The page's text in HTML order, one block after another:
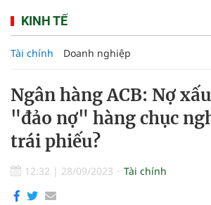
KINH TẾ
Tài chính Doanh nghiệp
Ngân hàng ACB: Nợ
"đảo nợ" hàng chục
trái phiếu?
12:32 | 28/09/2023 Tài chính